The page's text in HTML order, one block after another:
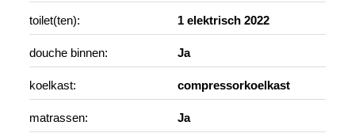
toilet(ten): 1 elektrisch 2022
douche binnen: Ja
koelkast: compressorkoelkast
matrassen: Ja